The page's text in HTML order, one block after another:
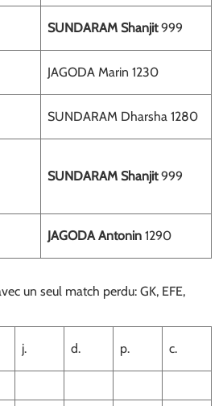
SUNDARAM Shanjit999
JAGODA Marin 1230
SUNDARAM Dharsha 1280
SUNDARAM Shanjit999
JAGODA Antonin 1290
un seul match perdu: GK, EFE,
j. d. p. c.